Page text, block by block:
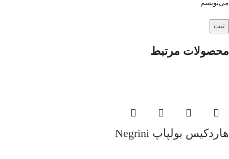
می‌نویسم.
محصولات مرتبط
هاردکیس بولپاپ Negrini